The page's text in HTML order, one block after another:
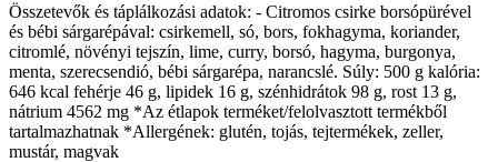
Összetevők és táplálkozási adatok: - Citromos csirke borsópürével
és bébi sárgarépával: csirkemell, só, bors, fokhagyma, koriander,
citromlé, növényi tejszín, lime, curry, borsó, hagyma, burgonya,
menta, szerecsendió, bébi sárgarépa, narancslé. Súly: 500 g kalória:
646 kcal fehérje 46 g, lipidek 16 g, szénhidrátok 98 g, rost 13 g,
nátrium 4562 mg *Az étlapok terméket/felolvasztott termékből
tartalmazhatnak *Allergének: glutén, tojás, tejtermékek, zeller,
mustár, magvak